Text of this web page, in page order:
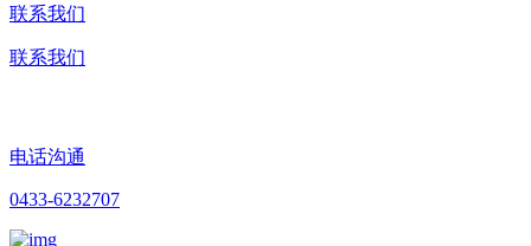
联系我们
联系我们
电话沟通
0433-6232707